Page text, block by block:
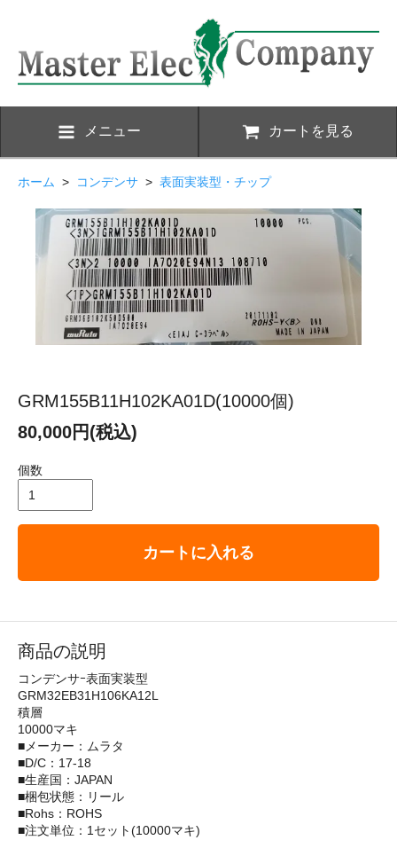
メニュー カートを見る
ホーム > コンデンサ > 表面実装型・チップ
GRM155B11H102KA01D(10000個)
80,000円(税込)
個数
カートに入れる
商品の説明
コンデンサｰ表面実装型
GRM32EB31H106KA12L
積層
10000マキ
■メーカー：ムラタ
■D/C：17-18
■生産国：JAPAN
■梱包状態：リール
■Rohs：ROHS
■注文単位：1セット(10000マキ)